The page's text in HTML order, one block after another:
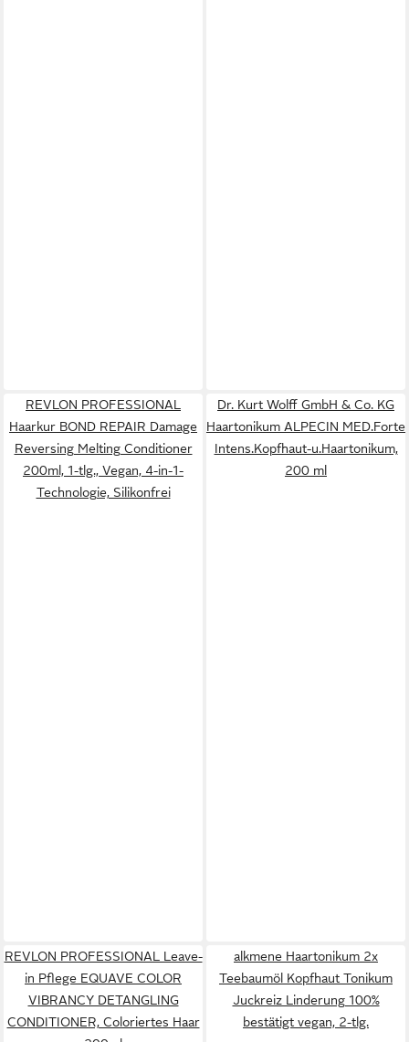
REVLON PROFESSIONAL
Haarkur BOND REPAIR Damage
Reversing Melting Conditioner
200ml, 1-tlg., Vegan, 4-in-1-
Technologie, Silikonfrei
Dr. Kurt Wolff GmbH & Co. KG
Haartonikum ALPECIN MED.Forte
Intens.Kopfhaut-u.Haartonikum,
200 ml
REVLON PROFESSIONAL Leave-
in Pflege EQUAVE COLOR
VIBRANCY DETANGLING
CONDITIONER, Coloriertes Haar
alkmene Haartonikum 2x
Teebaumöl Kopfhaut Tonikum
Juckreiz Linderung 100%
bestätigt vegan, 2-tlg.